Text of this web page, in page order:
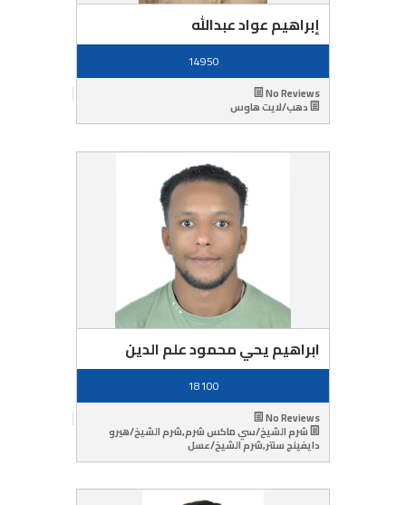
إبراهيم عواد عبدالله
14950
No Reviews
دهب/لايت هاوس
ابراهيم يحي محمود علم الدين
18100
No Reviews
شرم الشيخ/سي ماكس شرم,شرم الشيخ/هيرو
دايفينج سنتر,شرم الشيخ/عسل